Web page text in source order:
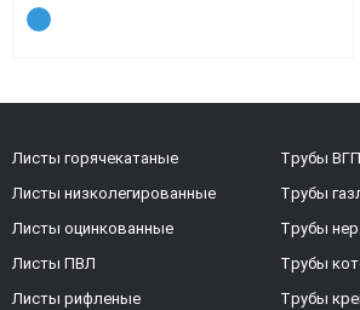
Листы горячекатаные
Листы низколегированные
Листы оцинкованные
Листы ПВЛ
Листы рифленые
Трубы ВГП
Трубы
Трубы
Трубы
Трубы